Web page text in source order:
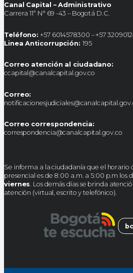
Canal Capital – Administrativo
Carrera 11ª N° 69 -43 – Bogotá D.C.
Teléfono: +57 6014578300 – +57
Linea Anticorrupción: 195
Correo atención al ciudadano:
ccapital@canalcapital.gov.co
Correo:
Correo correspondencia:
correspondencia@canalcapital.gov.co
Se informa a la ciudadanía que el horario
presencial es de 8:00 a.m. a 5:00 p.m los
viernes . Los demás días se brinda
atención (virtual, escrito y telefónico).